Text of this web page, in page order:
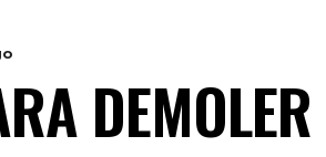
DEMOLER